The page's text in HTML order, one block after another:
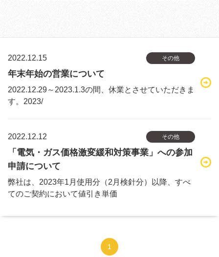
2022.12.15 その他
年末年始の営業について
2022.12.29～2023.1.3の間、休業とさせていただきま
す。2023/
2022.12.12 その他
「電気・ガス価格激変緩和対策事業」への参加
申請について
弊社は、2023年1月使用分（2月検針分）以降、すべ
てのご契約において値引き単価
1